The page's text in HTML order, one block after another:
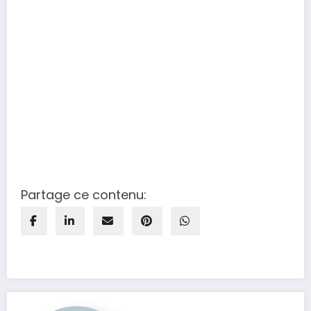
Partage ce contenu: